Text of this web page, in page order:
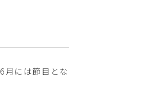
月には節目とな